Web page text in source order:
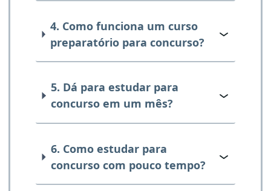
4. Como funciona um curso
preparatório para concurso?
5. Dá para estudar para
concurso em um mês?
6. Como estudar para
concurso com pouco tempo?